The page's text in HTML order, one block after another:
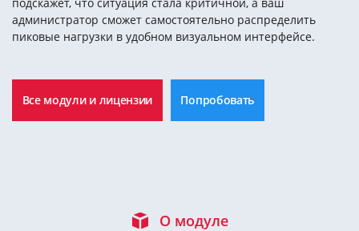
Запомнить меня на этом
компьютере
администратор сможет самостоятельно распределить
пиковые нагрузки в удобном визуальном интерфейсе.
Все модули и лицензии Попробовать
О модуле